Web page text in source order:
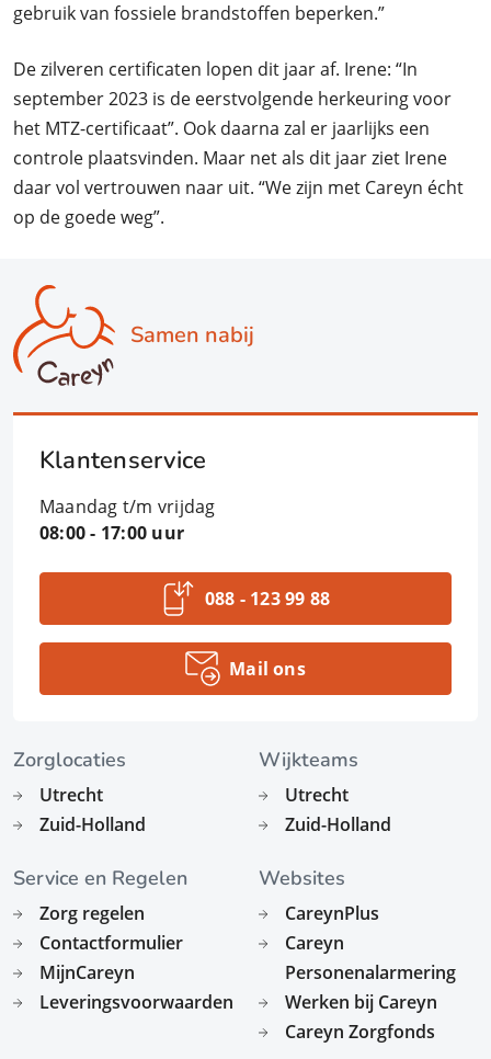
gebruik van fossiele brandstoffen beperken.”
De zilveren certificaten lopen dit jaar af. Irene: “In
september 2023 is de eerstvolgende herkeuring voor
het MTZ-certificaat”. Ook daarna zal er jaarlijks een
controle plaatsvinden. Maar net als dit jaar ziet Irene
daar vol vertrouwen naar uit. “We zijn met Careyn écht
op de goede weg”.
Samen nabij
Klantenservice
Maandag t/m vrijdag
08:00 - 17:00 uur
088 - 123 99 88
Mail ons
Zorglocaties
Utrecht
Zuid-Holland
Wijkteams
Utrecht
Zuid-Holland
Service en Regelen
Zorg regelen
Contactformulier
MijnCareyn
Leveringsvoorwaarden
Websites
CareynPlus
Careyn
Personenalarmering
Werken bij Careyn
Careyn Zorgfonds